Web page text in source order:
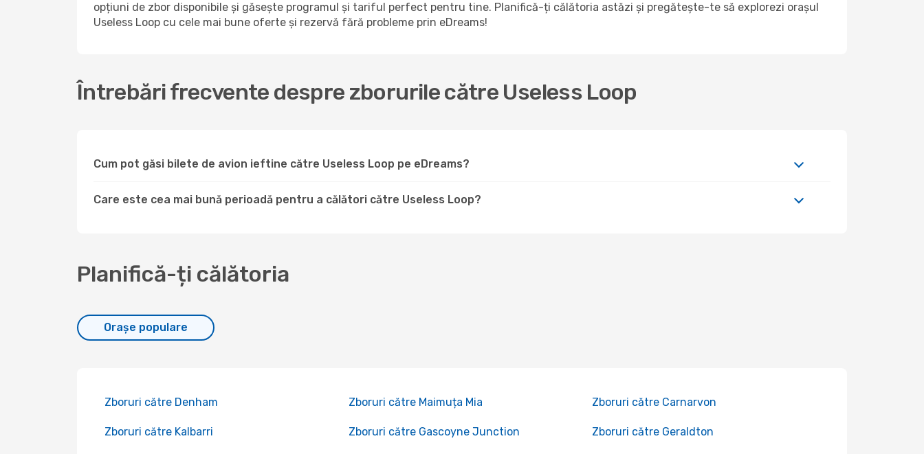
opțiuni de zbor disponibile și găsește programul și tariful perfect pentru tine. Planifică-ți călătoria astăzi și pregătește-te să explorezi orașul
Useless Loop cu cele mai bune oferte și rezervă fără probleme prin eDreams!
Întrebări frecvente despre zborurile către Useless Loop
Cum pot găsi bilete de avion ieftine către Useless Loop pe eDreams?
Care este cea mai bună perioadă pentru a călători către Useless Loop?
Planifică-ți călătoria
Orașe populare
Zboruri către Denham Zboruri către Maimuța Mia Zboruri către Carnarvon
Zboruri către Kalbarri Zboruri către Gascoyne Junction Zboruri către Geraldton